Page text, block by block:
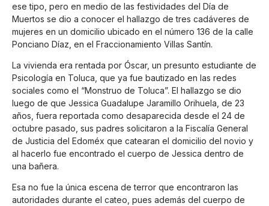
ese tipo, pero en medio de las festividades del Día de
Muertos se dio a conocer el hallazgo de tres cadáveres de
mujeres en un domicilio ubicado en el número 136 de la calle
Ponciano Díaz, en el Fraccionamiento Villas Santín.
La vivienda era rentada por Óscar, un presunto estudiante de
Psicología en Toluca, que ya fue bautizado en las redes
sociales como el “Monstruo de Toluca”. El hallazgo se dio
luego de que Jessica Guadalupe Jaramillo Orihuela, de 23
años, fuera reportada como desaparecida desde el 24 de
octubre pasado, sus padres solicitaron a la Fiscalía General
de Justicia del Edoméx que catearan el domicilio del novio y
al hacerlo fue encontrado el cuerpo de Jessica dentro de
una bañera.
Esa no fue la única escena de terror que encontraron las
autoridades durante el cateo, pues además del cuerpo de